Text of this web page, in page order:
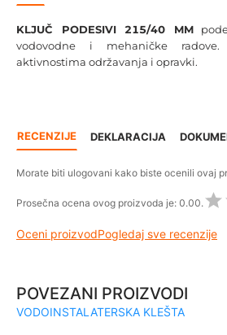
KLJUČ PODESIVI 215/40 MM
vodovodne i mehaničke
aktivnostima održavanja i opravki.
RECENZIJE DEKLARACIJA
Morate biti ulogovani kako biste ocenili ovaj
Prosečna ocena ovog proizvoda je: 0.00.
Oceni proizvodPogledaj sve recenzije
POVEZANI PROIZVODI
VODOINSTALATERSKA KLEŠTA